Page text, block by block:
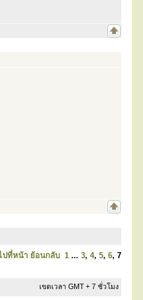
ปที่หน้า ย้อนกลับ 1 ... 3, 4, 5, 6, 7
เขตเวลา GMT + 7 ชั่วโมง